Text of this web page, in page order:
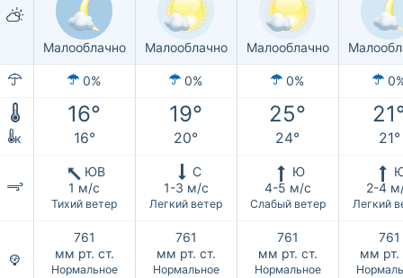
Малооблачно Малооблачно Малооблачно
0% 0% 0%
16° 19° 25°
к 16° 20° 24° 21°
ЮВ
1 м/с
Тихий ветер
С
1-3 м/с
Легкий ветер
Ю
4-5 м/с
Слабый ветер
2-4
Легкий
761
мм рт. ст.
Нормальное
761
мм рт. ст.
Нормальное
761
мм рт. ст.
Нормальное
761
мм рт.